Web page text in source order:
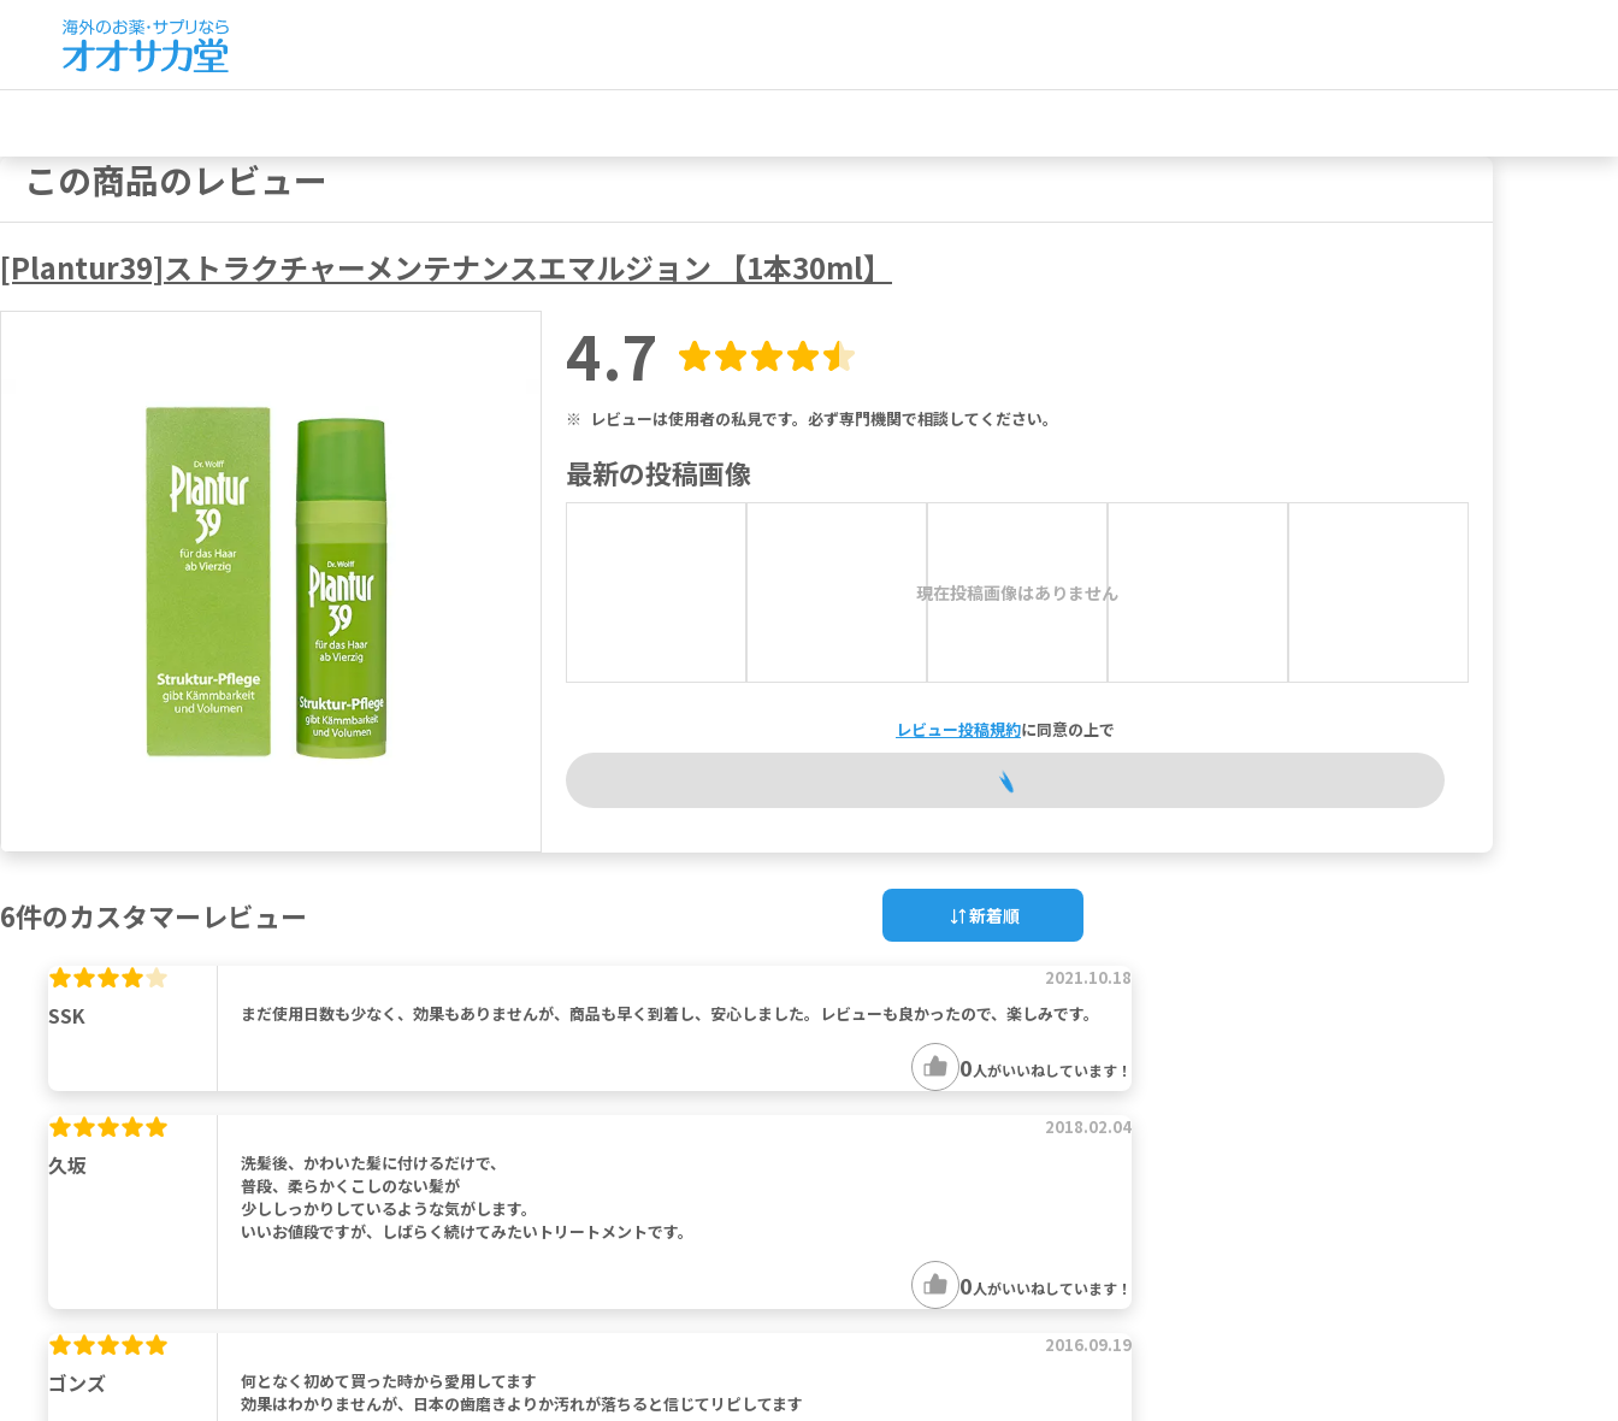
この商品のレビュー
[Plantur39]ストラクチャーメンテナンスエマルジョン 【1本30ml】
4.7
※ レビューは使用者の私見です。必ず専門機関で相談してください。
最新の投稿画像
現在投稿画像はありません
レビュー投稿規約に同意の上で
6件のカスタマーレビュー 新着順
SSK
2021.10.18
まだ使用日数も少なく、効果もありませんが、商品も早く到着し、安心しました。レビューも良かったので、楽しみです。
0人がいいねしています！
久坂
2018.02.04
洗髪後、かわいた髪に付けるだけで、
普段、柔らかくこしのない髪が
少ししっかりしているような気がします。
いいお値段ですが、しばらく続けてみたいトリートメントです。
0人がいいねしています！
ゴンズ
2016.09.19
何となく初めて買った時から愛用してます
効果はわかりませんが、日本の歯磨きよりか汚れが落ちると信じてリピしてます